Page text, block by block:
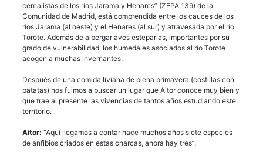
cerealistas de los ríos Jarama y Henares” (ZEPA 139) de la
Comunidad de Madrid, está comprendida entre los cauces de los
ríos Jarama (al oeste) y el Henares (al sur) y atravesada por el río
Torote. Además de albergar aves esteparias, importantes por su
grado de vulnerabilidad, los humedales asociados al río Torote
acogen a muchas invernantes.
Después de una comida liviana de plena primavera (costillas con
patatas) nos fuimos a buscar un lugar que Aitor conoce muy bien y
que trae al presente las vivencias de tantos años estudiando este
territorio.
Aitor: “Aquí llegamos a contar hace muchos años siete especies
de anfibios criados en estas charcas, ahora hay tres”.